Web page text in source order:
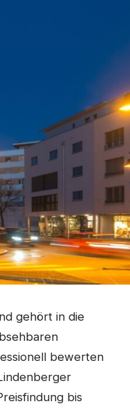
gehört in die
bewerten
bis